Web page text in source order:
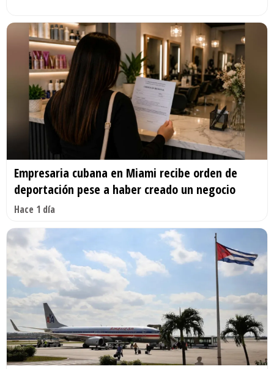
Empresaria cubana en Miami recibe orden de
deportación pese a haber creado un negocio
Hace 1 día